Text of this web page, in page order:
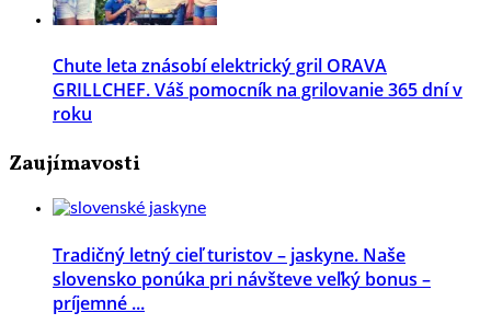
Chute leta znásobí elektrický gril ORAVA
GRILLCHEF. Váš pomocník na grilovanie 365 dní v
roku
Zaujímavosti
Tradičný letný cieľ turistov – jaskyne. Naše
slovensko ponúka pri návšteve veľký bonus –
príjemné ...